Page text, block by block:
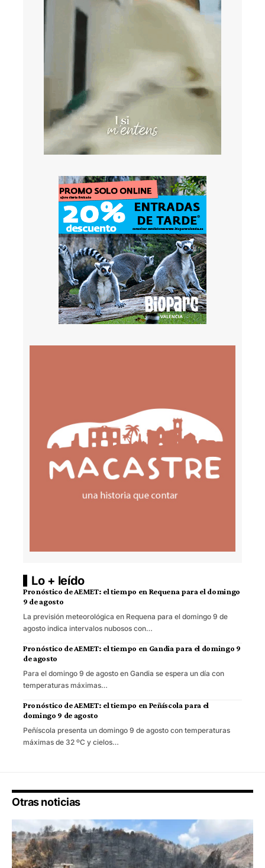
Lo + leído
Pronóstico de AEMET: el tiempo en Requena para el domingo
9 de agosto
La previsión meteorológica en Requena para el domingo 9 de
agosto indica intervalos nubosos con…
Pronóstico de AEMET: el tiempo en Gandia para el domingo 9
de agosto
Para el domingo 9 de agosto en Gandia se espera un día con
temperaturas máximas…
Pronóstico de AEMET: el tiempo en Peñíscola para el
domingo 9 de agosto
Peñíscola presenta un domingo 9 de agosto con temperaturas
máximas de 32 ºC y cielos…
Otras noticias